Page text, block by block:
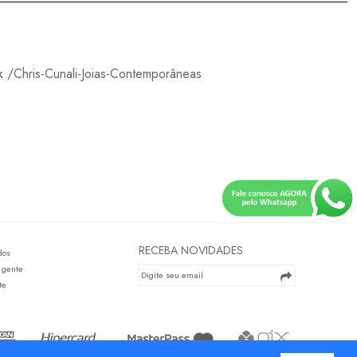
/Chris-Cunali-Joias-Contemporâneas
RECEBA NOVIDADES